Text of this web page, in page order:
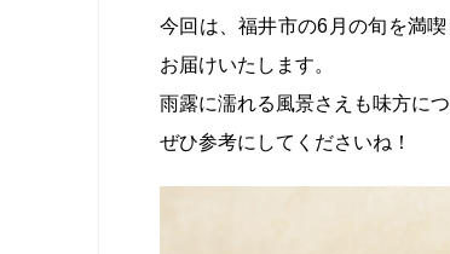
今回は、福井市の6月の旬を満
お届けいたします。
雨露に濡れる風景さえも味方に
ぜひ参考にしてくださいね！